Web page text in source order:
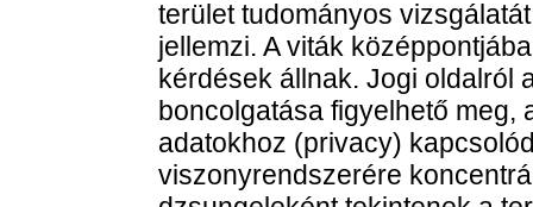
terület tudományos
jellemzi. A viták
kérdések állnak. Jogi oldalról
boncolgatása figyelhető
adatokhoz (privacy)
viszonyrendszerére